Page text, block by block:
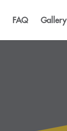
FAQ Gallery